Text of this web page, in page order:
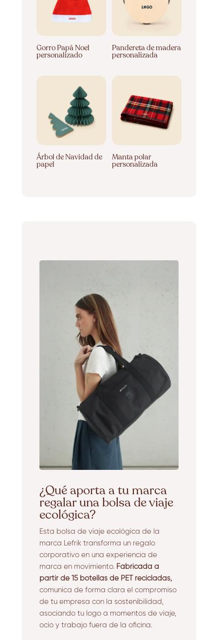
Gorro Papá Noel
personalizado
Pandereta de madera
personalizada
Árbol de Navidad de
papel
Manta polar
personalizada
¿Qué aporta a tu marca
regalar una bolsa de viaje
ecológica?
Esta bolsa de viaje ecológica de la
marca Lefrik transforma un regalo
corporativo en una experiencia de
marca en movimiento. Fabricada a
partir de 15 botellas de PET recicladas,
comunica de forma clara el compromiso
de tu empresa con la sostenibilidad,
asociando tu logo a momentos de viaje,
ocio y trabajo fuera de la oficina.